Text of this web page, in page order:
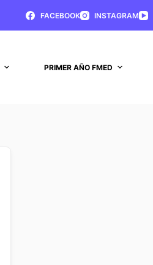
FACEBOOK INSTAGRAM
PRIMER AÑO FMED